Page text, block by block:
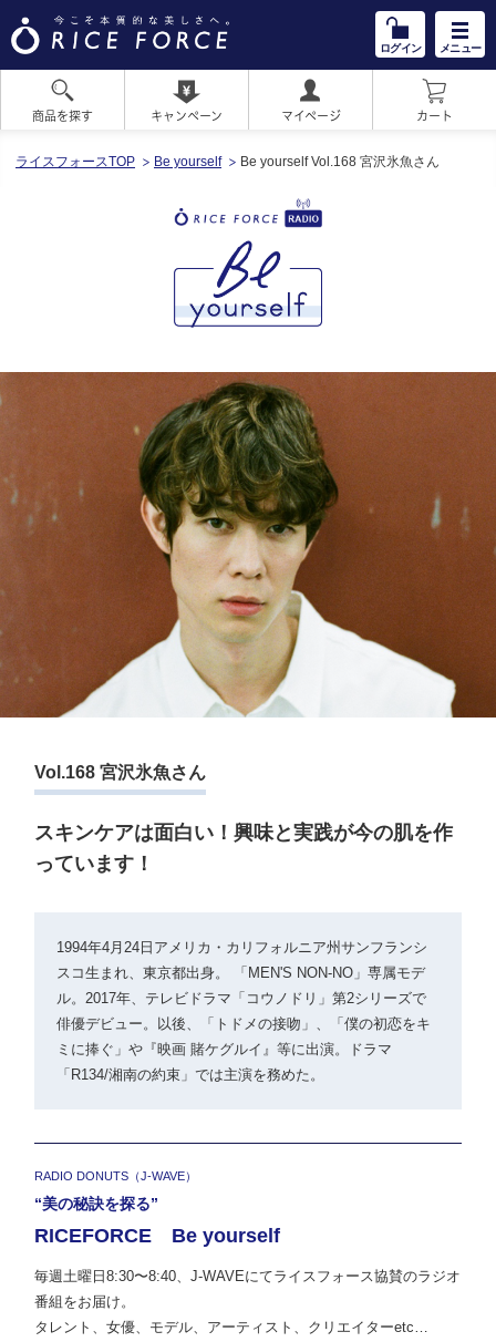
ログイン メニュー
商品を探す キャンペーン マイページ カート
ライスフォースTOP Be yourself Be yourself Vol.168 宮沢氷魚さん
Vol.168 宮沢氷魚さん
スキンケアは面白い！興味と実践が今の肌を作
っています！
1994年4月24日アメリカ・カリフォルニア州サンフランシ
スコ生まれ、東京都出身。 「MEN'S NON-NO」専属モデ
ル。2017年、テレビドラマ「コウノドリ」第2シリーズで
俳優デビュー。以後、「トドメの接吻」、「僕の初恋をキ
ミに捧ぐ」や『映画 賭ケグルイ』等に出演。ドラマ
「R134/湘南の約束」では主演を務めた。
RADIO DONUTS（J-WAVE）
“美の秘訣を探る”
RICEFORCE Be yourself
毎週土曜日8:30〜8:40、J-WAVEにてライスフォース協賛のラジオ
番組をお届け。
タレント、女優、モデル、アーティスト、クリエイターetc…